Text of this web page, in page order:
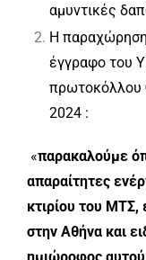
αμυντικές
Η παραχώρηση
έγγραφο του
πρωτοκόλλου
2024 :
«παρακαλούμε
απαραίτητες
κτιρίου του ΜΤΣ,
στην Αθήνα και